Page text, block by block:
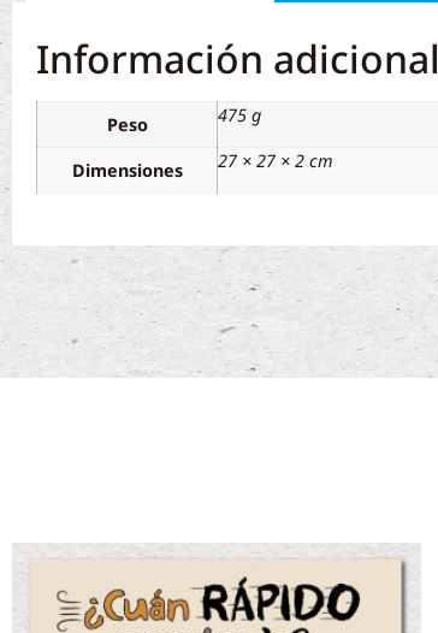
Información adicional
Peso 475 g
Dimensiones 27 × 27 × 2 cm